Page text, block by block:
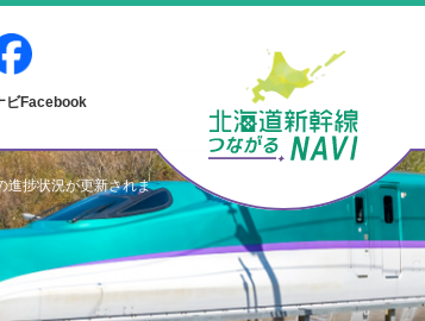
ビFacebook
進捗状況が更新されま